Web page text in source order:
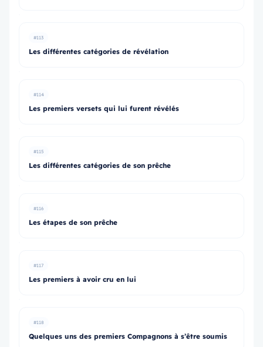
#113
Les différentes catégories de révélation
#114
Les premiers versets qui lui furent révélés
#115
Les différentes catégories de son prêche
#116
Les étapes de son prêche
#117
Les premiers à avoir cru en lui
#118
Quelques uns des premiers Compagnons à s’être soumis